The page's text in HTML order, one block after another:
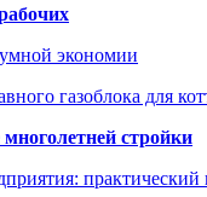
экономии
газоблока для
стройки